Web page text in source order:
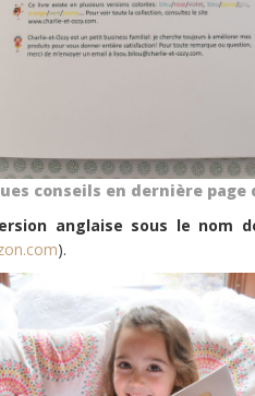
conseils en dernière page
anglaise sous le nom
).